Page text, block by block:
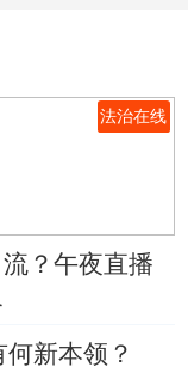
法治在线
？午夜直播
何新本领？